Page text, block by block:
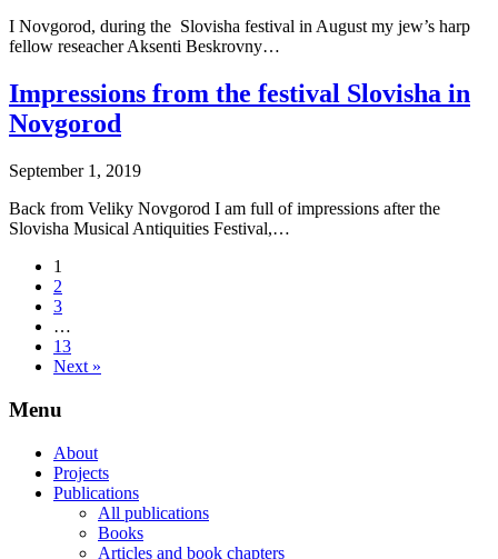
I Novgorod, during the Slovisha festival in August my jew’s harp
fellow reseacher Aksenti Beskrovny…
Impressions from the festival Slovisha in
Novgorod
September 1, 2019
Back from Veliky Novgorod I am full of impressions after the
Slovisha Musical Antiquities Festival,…
1
2
3
…
13
Next »
Menu
About
Projects
Publications
All publications
Books
Articles and book chapters